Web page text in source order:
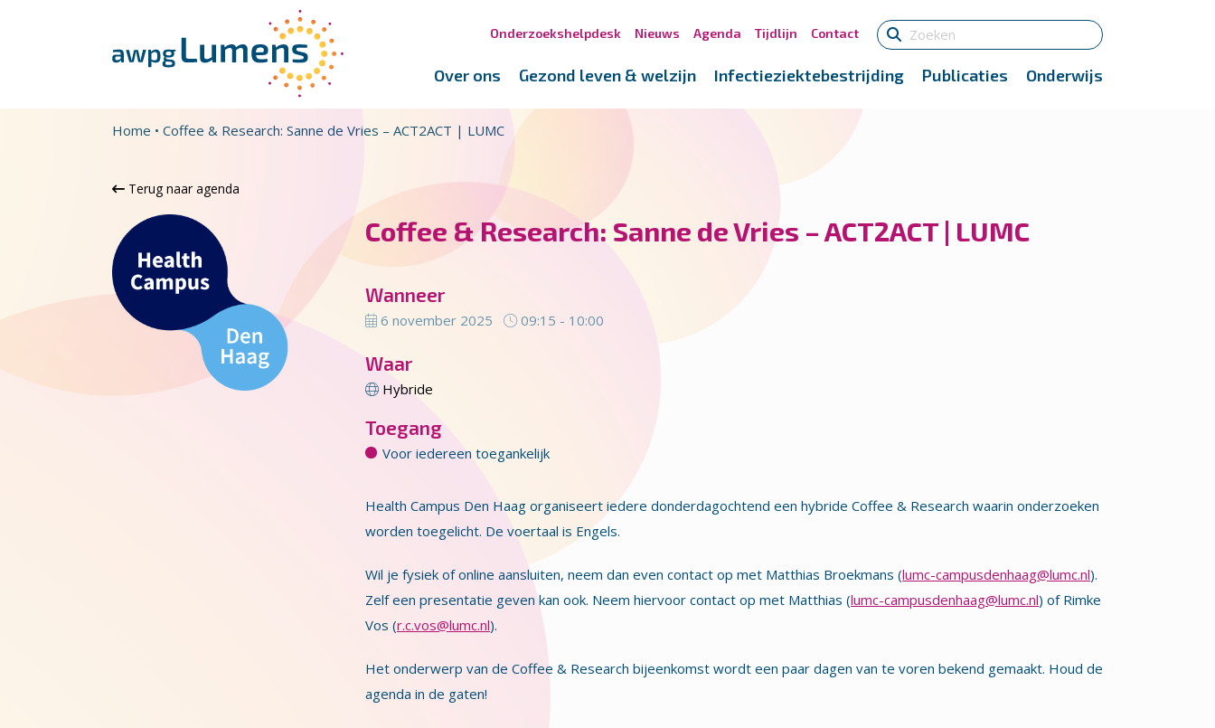
Onderzoekshelpdesk Nieuws Agenda Tijdlijn Contact
Over ons Gezond leven & welzijn Infectieziektebestrijding Publicaties Onderwijs
Home • Coffee & Research: Sanne de Vries – ACT2ACT | LUMC
Terug naar agenda
Coffee & Research: Sanne de Vries – ACT2ACT | LUMC
Wanneer
6 november 2025 09:15 - 10:00
Waar
Hybride
Toegang
Voor iedereen toegankelijk
Health Campus Den Haag organiseert iedere donderdagochtend een hybride Coffee & Research waarin onderzoeken
worden toegelicht. De voertaal is Engels.
Wil je fysiek of online aansluiten, neem dan even contact op met Matthias Broekmans (lumc-campusdenhaag@lumc.nl).
Zelf een presentatie geven kan ook. Neem hiervoor contact op met Matthias (lumc-campusdenhaag@lumc.nl) of Rimke
Vos (r.c.vos@lumc.nl).
Het onderwerp van de Coffee & Research bijeenkomst wordt een paar dagen van te voren bekend gemaakt. Houd de
agenda in de gaten!